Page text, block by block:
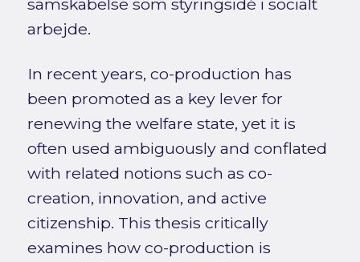
samskabelse som styringsidé i socialt
arbejde.
In recent years, co-production has
been promoted as a key lever for
renewing the welfare state, yet it is
often used ambiguously and conflated
with related notions such as co-
creation, innovation, and active
citizenship. This thesis critically
examines how co-production is